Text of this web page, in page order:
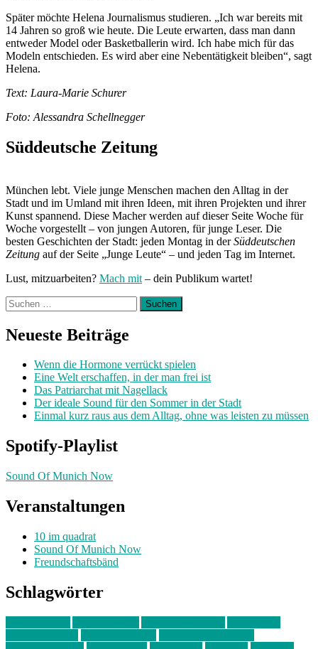
Später möchte Helena Journalismus studieren. „Ich war bereits mit
14 Jahren so groß wie heute. Die Leute erwarten, dass man dann
entweder Model oder Basketballerin wird. Ich habe mich für das
Modeln entschieden. Es wird aber eine Nebentätigkeit bleiben“, sagt
Helena.
Text: Laura-Marie Schurer
Foto: Alessandra Schellnegger
Süddeutsche Zeitung
München lebt. Viele junge Menschen machen den Alltag in der
Stadt und im Umland mit ihren Ideen, mit ihren Projekten und ihrer
Kunst spannend. Diese Macher werden auf dieser Seite Woche für
Woche vorgestellt – von jungen Autoren, für junge Leser. Die
besten Geschichten der Stadt: jeden Montag in derSüddeutschen
Zeitung auf der Seite „Junge Leute“ – und jeden Tag im Internet.
Lust, mitzuarbeiten? Mach mit – dein Publikum wartet!
Suchen
nach:
Neueste Beiträge
Wenn die Hormone verrückt spielen
Eine Welt erschaffen, in der man frei ist
Das Patriarchat mit Nagellack
Der ideale Sound für den Sommer in der Stadt
Einmal kurz raus aus dem Alltag, ohne was leisten zu müssen
Spotify-Playlist
Sound Of Munich Now
Veranstaltungen
10 im quadrat
Sound Of Munich Now
Freundschaftsbänd
Schlagwörter